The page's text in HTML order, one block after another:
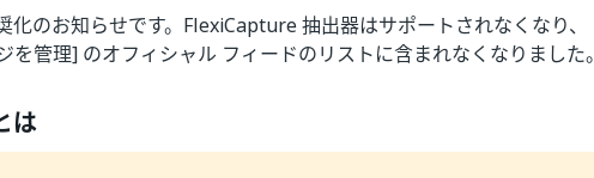
のお知らせです。FlexiCapture 抽出器はサポートされなくなり、
管理] のオフィシャル フィードのリストに含まれなくなりました。
は